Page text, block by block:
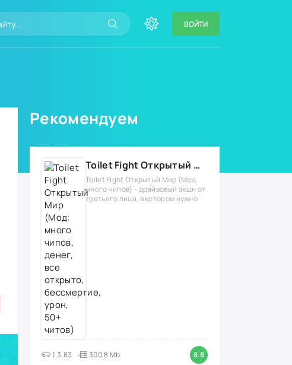
ВОЙТИ
Рекомендуем
Toilet Fight Открытый Мир (Мод: много чипов, денег, все открыто, бессмертие, урон, 50+ читов)
Toilet Fight Открытый Мир (Мод
много чипов) - драйвовый экшн от
третьего лица, в котором нужно
1.3.83 300,8 Mb 8.8